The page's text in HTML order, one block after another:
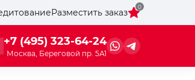
Разместить заказ
0
+7 (495) 323-64-24
Москва, Береговой пр. 5А1